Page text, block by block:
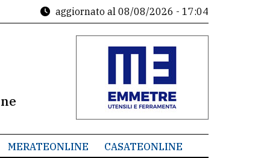
aggiornato al 08/08/2026 - 17:04
MERATEONLINE CASATEONLINE